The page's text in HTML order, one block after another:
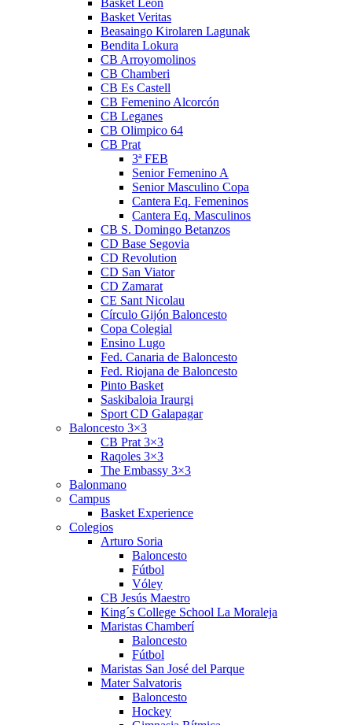
Basket Veritas
Beasaingo Kirolaren Lagunak
Bendita Lokura
CB Arroyomolinos
CB Chamberi
CB Es Castell
CB Femenino Alcorcón
CB Leganes
CB Olimpico 64
CB Prat
3ª FEB
Senior Femenino A
Senior Masculino Copa
Cantera Eq. Femeninos
Cantera Eq. Masculinos
CB S. Domingo Betanzos
CD Base Segovia
CD Revolution
CD San Viator
CD Zamarat
CE Sant Nicolau
Círculo Gijón Baloncesto
Copa Colegial
Ensino Lugo
Fed. Canaria de Baloncesto
Fed. Riojana de Baloncesto
Pinto Basket
Saskibaloia Iraurgi
Sport CD Galapagar
Baloncesto 3×3
CB Prat 3×3
Raqoles 3×3
The Embassy 3×3
Balonmano
Campus
Basket Experience
Colegios
Arturo Soria
Baloncesto
Fútbol
Vóley
CB Jesús Maestro
King´s College School La Moraleja
Maristas Chamberí
Baloncesto
Fútbol
Maristas San José del Parque
Mater Salvatoris
Baloncesto
Hockey